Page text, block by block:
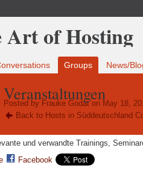
Groups News/
Veranstaltungen
Posted by Frauke Godaton May 18,
Back to Hosts in Süddeutschland
und verwandte Trainings,
Facebook